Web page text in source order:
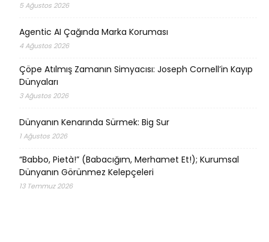
5 Ağustos 2026
Agentic AI Çağında Marka Koruması
4 Ağustos 2026
Çöpe Atılmış Zamanın Simyacısı: Joseph Cornell’in Kayıp
Dünyaları
3 Ağustos 2026
Dünyanın Kenarında Sürmek: Big Sur
1 Ağustos 2026
“Babbo, Pietà!” (Babacığım, Merhamet Et!); Kurumsal
Dünyanın Görünmez Kelepçeleri
13 Temmuz 2026